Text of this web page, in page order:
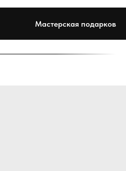
Мастерская подарков